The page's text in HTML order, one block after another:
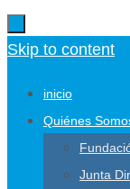
Skip to content
inicio
Quiénes
Junta